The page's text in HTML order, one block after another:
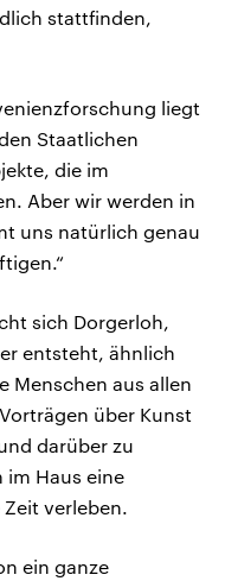
stattfinden,
liegt
Staatlichen
die im
Aber wir werden in
uns natürlich genau
sich Dorgerloh,
entsteht, ähnlich
Menschen aus allen
über Kunst
darüber zu
im Haus eine
verleben.
ein ganze